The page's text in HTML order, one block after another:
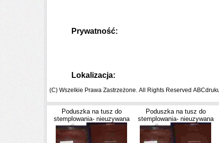
Prywatność:
Lokalizacja:
(C) Wszelkie Prawa Zastrzeżone. All Rights Reserved
Poduszka na tusz do
stemplowania- nieuzywana
Poduszka na tusz do
stemplowania- nieuzywana